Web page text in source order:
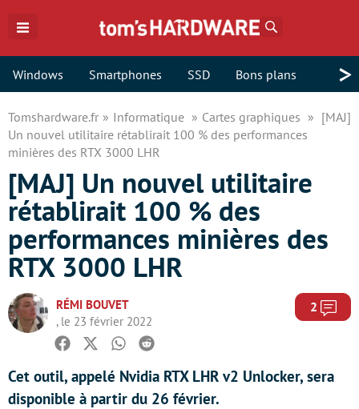
Windows Smartphones SSD Bons plans >
Tomshardware.fr Informatique Cartes graphiques
[MAJ]
Un nouvel utilitaire rétablirait 100 % des performances
minières des RTX 3000 LHR
[MAJ] Un nouvel utilitaire
rétablirait 100 % des
performances minières des
RTX 3000 LHR
RÉMI BOUVET
, le 23 février 2022
2
Facebook
TwitterWhatsapp
Reddit
Cet outil, appelé Nvidia RTX LHR v2 Unlocker, sera
disponible à partir du 26 février.